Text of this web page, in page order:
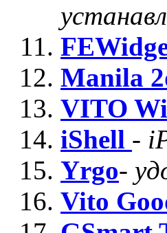
Manila
VITO
iShell -
Yrgo-
Vito